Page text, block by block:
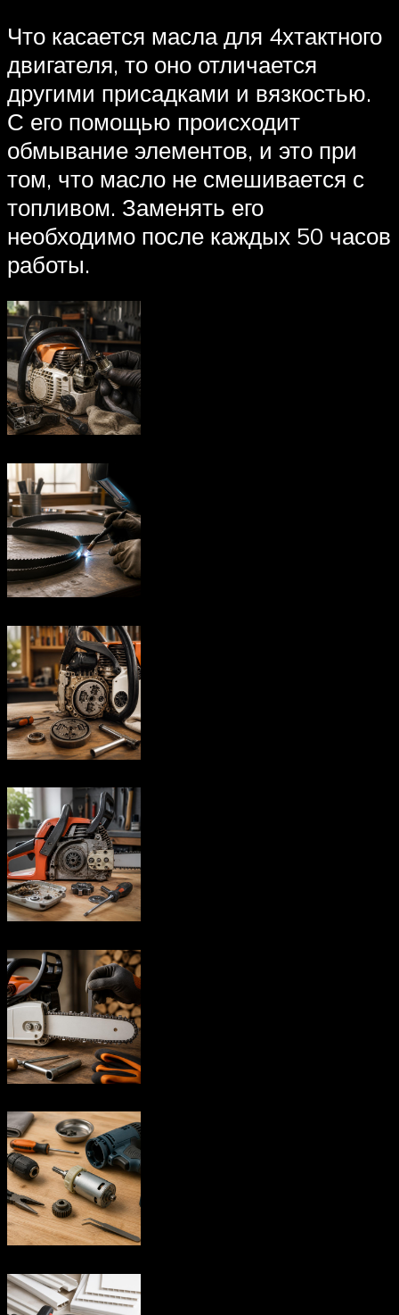
Что касается масла для 4хтактного
двигателя, то оно отличается
другими присадками и вязкостью.
С его помощью происходит
обмывание элементов, и это при
том, что масло не смешивается с
топливом. Заменять его
необходимо после каждых 50 часов
работы.